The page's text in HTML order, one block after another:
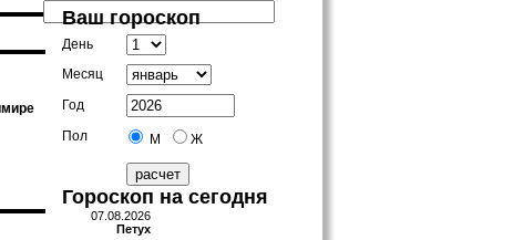
Ваш гороскоп
День
Месяц
Год
Пол
М Ж
Гороскоп на сегодня
07.08.2026
Петух